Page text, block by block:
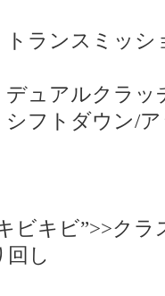
ミッション
クラッチ
ウン/アップ
ビ”>>クラス
回し